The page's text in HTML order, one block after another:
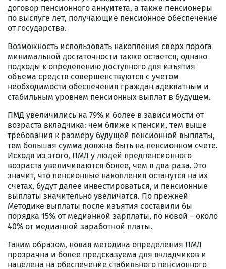
договор пенсионного аннуитета, а также пенсионеры
по выслуге лет, получающие пенсионное обеспечение
от государства.
Возможность использовать накопления сверх порога
минимальной достаточности также остается, однако
подходы к определению доступного для изъятия
объема средств совершенствуются с учетом
необходимости обеспечения граждан адекватным и
стабильным уровнем пенсионных выплат в будущем.
ПМД увеличились на 79% и более в зависимости от
возраста вкладчика: чем ближе к пенсии, тем выше
требования к размеру будущей пенсионной выплаты,
тем большая сумма должна быть на пенсионном счете.
Исходя из этого, ПМД у людей предпенсионного
возраста увеличиваются более, чем в два раза. Это
значит, что пенсионные накопления останутся на их
счетах, будут далее инвестироваться, и пенсионные
выплаты значительно увеличатся. По прежней
Методике выплаты после изъятия составили бы
порядка 15% от медианной зарплаты, по новой – около
40% от медианной заработной платы.
Таким образом, новая методика определения ПМД
прозрачна и более предсказуема для вкладчиков и
нацелена на обеспечение стабильного пенсионного